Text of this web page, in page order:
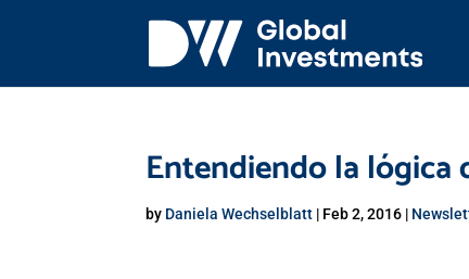
Entendiendo la lógica
by Daniela Wechselblatt | Feb 2, 2016 |